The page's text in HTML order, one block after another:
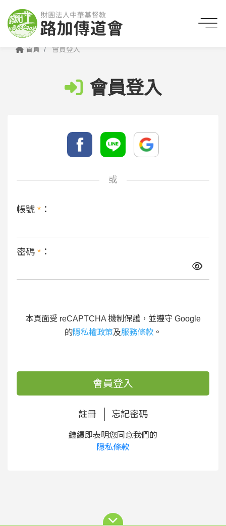
首頁 會員登入
會員登入
或
帳號 * ：
密碼 * ：
本頁面受 reCAPTCHA 機制保護，並遵守 Google
的隱私權政策及服務條款 。
會員登入
註冊 忘記密碼
繼續即表明您同意我們的
隱私條款